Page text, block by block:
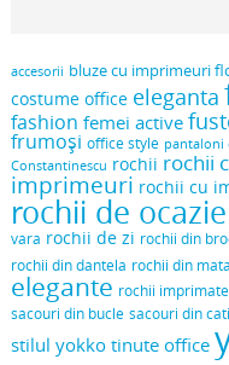
accesorii bluze cu imprimeuri
costume office eleganta
fashion femei active
frumoși office style pantaloni
Constantinescu rochii rochii
imprimeuri rochii cu
rochii de ocazie
vara rochii de zi rochii din
rochii din dantela rochii din
elegante rochii imprimate
sacouri din bucle sacouri din
stilul yokko tinute office